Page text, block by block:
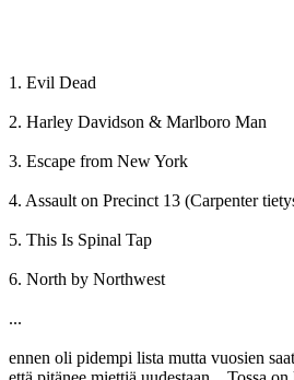
1. Evil Dead
2. Harley Davidson & Marlboro Man
3. Escape from New York
4. Assault on Precinct 13 (Carpenter
5. This Is Spinal Tap
6. North by Northwest
...
ennen oli pidempi lista mutta vuosien